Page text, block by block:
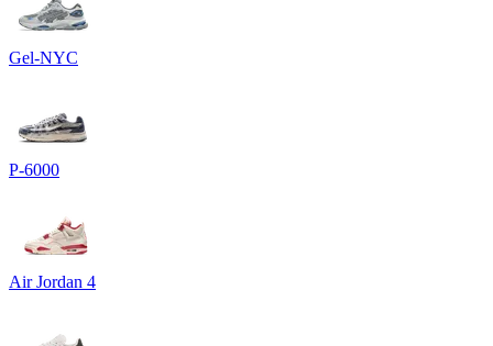
Gel-NYC
P-6000
Air Jordan 4